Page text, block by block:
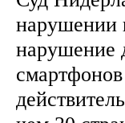
нарушении
нарушение